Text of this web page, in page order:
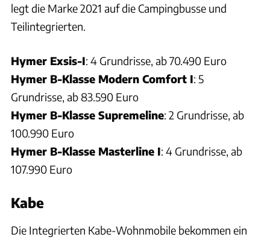
legt die Marke 2021 auf die Campingbusse und
Teilintegrierten.
Hymer Exsis-I: 4 Grundrisse, ab 70.490 Euro
Hymer B-Klasse Modern Comfort I: 5
Grundrisse, ab 83.590 Euro
Hymer B-Klasse Supremeline: 2 Grundrisse, ab
100.990 Euro
Hymer B-Klasse Masterline I: 4 Grundrisse, ab
107.990 Euro
Kabe
Die Integrierten Kabe-Wohnmobile bekommen ein